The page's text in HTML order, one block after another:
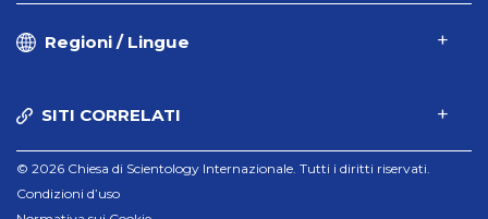
Regioni / Lingue
SITI CORRELATI
© 2026 Chiesa di Scientology Internazionale. Tutti i diritti riservati.
Condizioni d’uso